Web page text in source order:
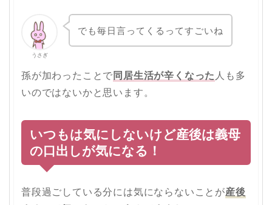
うさぎ
でも毎日言ってくるってすごいね
孫が加わったことで同居生活が辛くなった 人も多
いのではないかと思います。
いつもは気にしないけど産後は義母
の口出しが気になる！
普段過ごしている分には気にならないことが産後